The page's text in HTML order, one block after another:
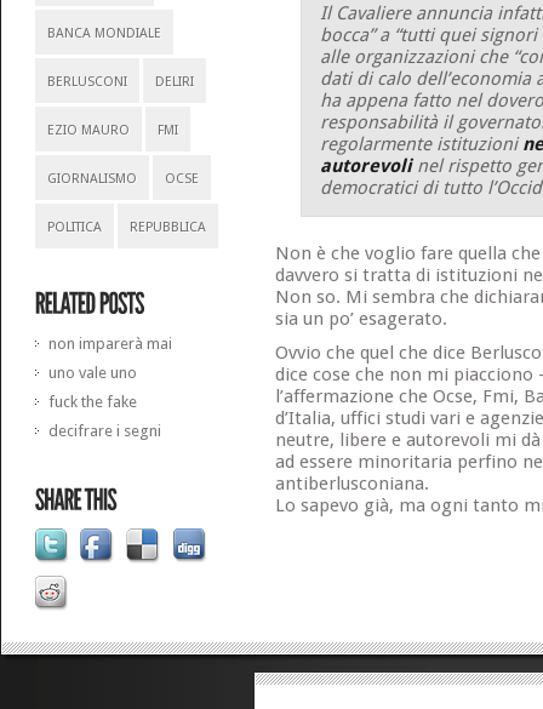
BANCA MONDIALE
BERLUSCONI DELIRI
EZIO MAURO FMI
GIORNALISMO OCSE
POLITICA REPUBBLICA
non imparerà mai
uno vale uno
fuck the fake
decifrare i segni
Il Cavaliere annuncia
bocca” a “tutti quei
alle organizzazioni che
dati di calo dell’economia
ha appena fatto nel
responsabilità il
regolarmente istituzioni
autorevolinel rispetto
democratici di tutto
Non è che voglio fare quella
davvero si tratta di istituzioni
Non so. Mi sembra che
sia un po’ esagerato.
Ovvio che quel che dice
dice cose che non mi
l’affermazione che Ocse, Fmi,
d’Italia, uffici studi vari e
neutre, libere e autorevoli mi
ad essere minoritaria perfino
antiberlusconiana.
Lo sapevo già, ma ogni tanto